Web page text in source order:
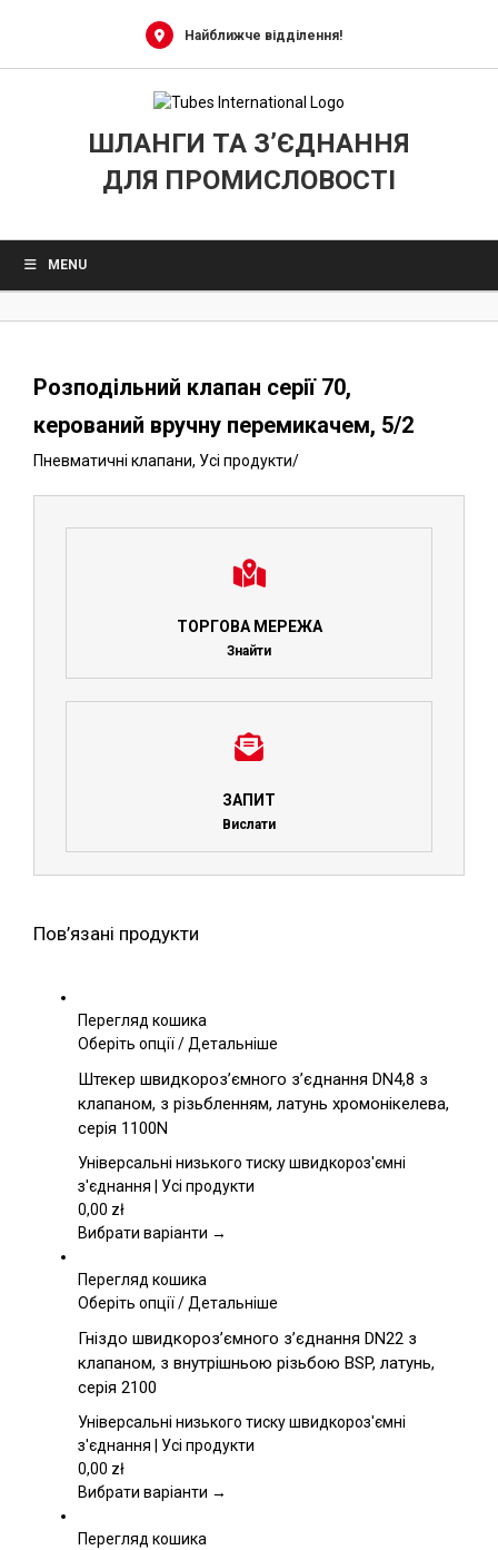
Найближче відділення!
ШЛАНГИ ТА З’ЄДНАННЯ
ДЛЯ ПРОМИСЛОВОСТІ
MENU
Розподільний клапан серії 70,
керований вручну перемикачем, 5/2
Пневматичні клапани, Усі продукти/
ТОРГОВА МЕРЕЖА
Знайти
ЗАПИТ
Вислати
Пов’язані продукти
Перегляд кошика
Оберіть опціїЦей
має
кілька
Параметри
можна
на
товару
/Детальніше
Штекер швидкороз’ємного з’єднання DN4,8 з
клапаном, з різьбленням, латунь хромонікелева,
серія 1100N
Універсальні низького тиску швидкороз'ємні
з'єднання | Усі продукти
0,00 zł
Вибрати варіанти →
Перегляд кошика
Оберіть опціїЦей
має
кілька
Параметри
можна
на
товару
/Детальніше
Гніздо швидкороз’ємного з’єднання DN22 з
клапаном, з внутрішньою різьбою BSP, латунь,
серія 2100
Універсальні низького тиску швидкороз'ємні
з'єднання | Усі продукти
0,00 zł
Вибрати варіанти →
Перегляд кошика